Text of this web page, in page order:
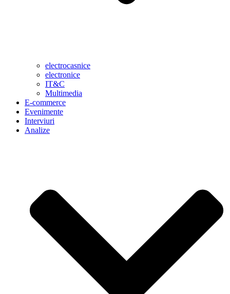
electrocasnice
electronice
IT&C
Multimedia
E-commerce
Evenimente
Interviuri
Analize